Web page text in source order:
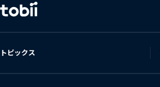
言
語
の
更
トピックス